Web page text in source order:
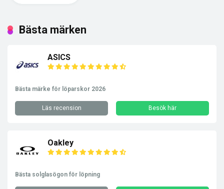
Bästa märken
ASICS
Bästa märke för löparskor 2026
Läs recension Besök här
Oakley
Bästa solglasögon för löpning